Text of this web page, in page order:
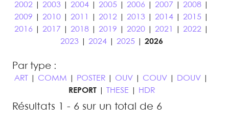
2002| 2003| 2004| 2005| 2006 2007 2008|
2009
2010| 2011 2012| 2013| 2014| 2015|
2016
2017 2018| 2019 2020| 2021 2022|
2023| 2024| 2025| 2026
Par type :
ART COMM POSTER OUV COUV DOUV
REPORT| THESE HDR
Résultats 1 - 6 sur un total de 6